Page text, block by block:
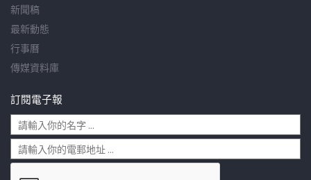
新聞稿
最新動態
行事曆
傳媒資料庫
訂閱電子報